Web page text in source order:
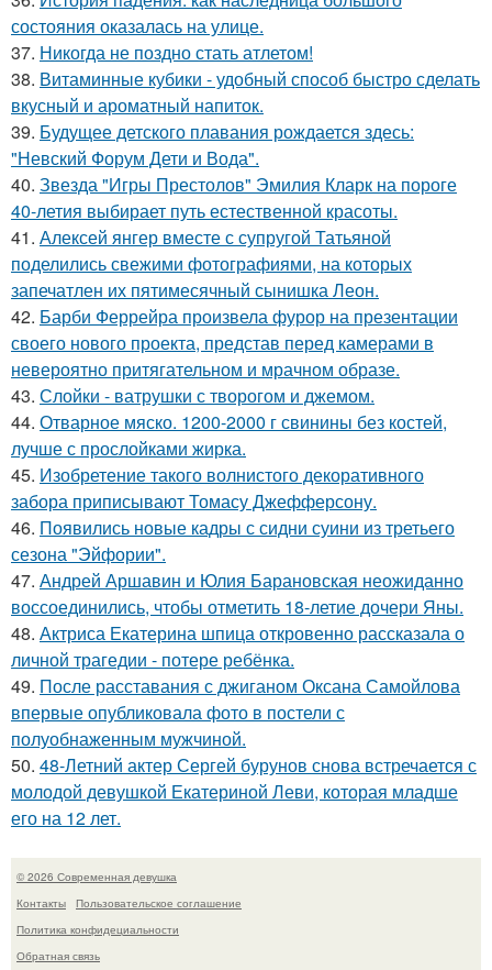
состояния оказалась на улице.
37. Никогда не поздно стать атлетом!
38. Витаминные кубики - удобный способ быстро сделать
вкусный и ароматный напиток.
39. Будущее детского плавания рождается здесь:
"Невский Форум Дети и Вода".
40. Звезда "Игры Престолов" Эмилия Кларк на пороге
40-летия выбирает путь естественной красоты.
41. Алексей янгер вместе с супругой Татьяной
поделились свежими фотографиями, на которых
запечатлен их пятимесячный сынишка Леон.
42. Барби Феррейра произвела фурор на презентации
своего нового проекта, представ перед камерами в
невероятно притягательном и мрачном образе.
43. Слойки - ватрушки с творогом и джемом.
44. Отварное мяско. 1200-2000 г свинины без костей,
лучше с прослойками жирка.
45. Изобретение такого волнистого декоративного
забора приписывают Томасу Джефферсону.
46. Появились новые кадры с сидни суини из третьего
сезона "Эйфории".
47. Андрей Аршавин и Юлия Барановская неожиданно
воссоединились, чтобы отметить 18-летие дочери Яны.
48. Актриса Екатерина шпица откровенно рассказала о
личной трагедии - потере ребёнка.
49. После расставания с джиганом Оксана Самойлова
впервые опубликовала фото в постели с
полуобнаженным мужчиной.
50. 48-Летний актер Сергей бурунов снова встречается с
молодой девушкой Екатериной Леви, которая младше
его на 12 лет.
© 2026 Современная девушка
Контакты
Пользовательское соглашение
Политика конфидециальности
Обратная связь